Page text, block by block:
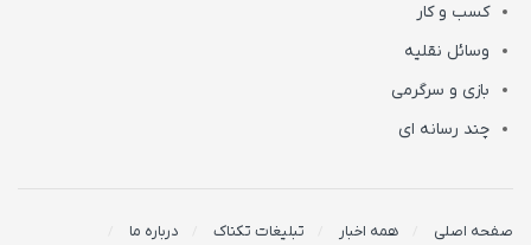
کسب و کار
وسائل نقلیه
بازی و سرگرمی
چند رسانه ای
صفحه اصلی همه اخبار تبلیغات تکناک
درباره ما